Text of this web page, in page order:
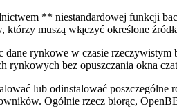
** niestandardowej funkcji
muszą włączyć określone
rynkowe w czasie rzeczywistym
rynkowych bez opuszczania okna
lub odinstalować poszczególne
Ogólnie rzecz biorąc,